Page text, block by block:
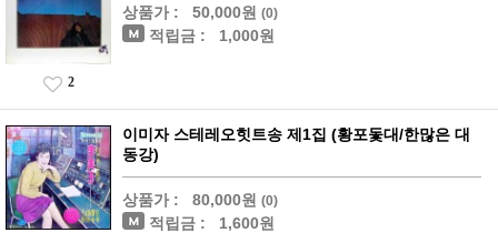
상품가 : 50,000원 (0)
적립금 : 1,000원
2
이미자 스테레오힛트송 제1집 (황포돛대/한많은 대
동강)
상품가 : 80,000원 (0)
적립금 : 1,600원